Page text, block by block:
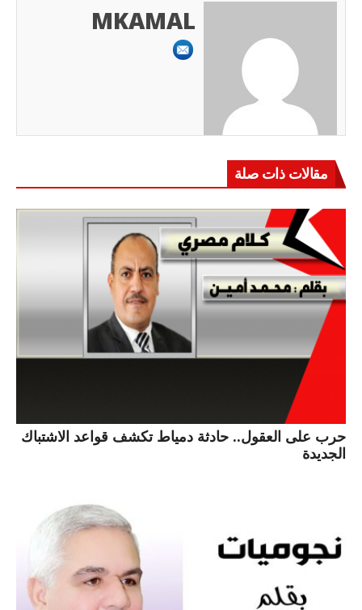
MKAMAL
مقالات ذات صلة
حرب على العقول.. حادثة دمياط تكشف قواعد الاشتباك
الجديدة